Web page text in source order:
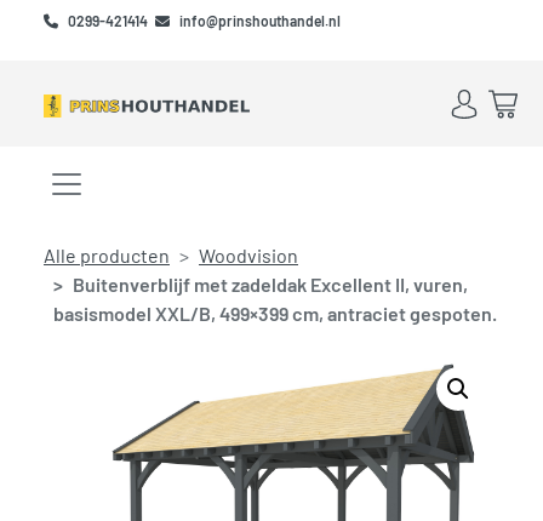
Skip to main content
Skip to footer
0299-421414 info@prinshouthandel.nl
Account
Menu openen/sluiten
Alle producten
Woodvision
Buitenverblijf met zadeldak Excellent II, vuren,
basismodel XXL/B, 499×399 cm, antraciet gespoten.